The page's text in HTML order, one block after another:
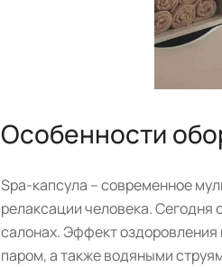
Особенности
Spa-капсула – современное
релаксации человека.
салонах. Эффект
паром, а также водяными